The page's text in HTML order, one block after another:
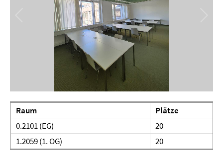
Raum
Plätze
0.2101 (EG)
20
1.2059 (1. OG)
20